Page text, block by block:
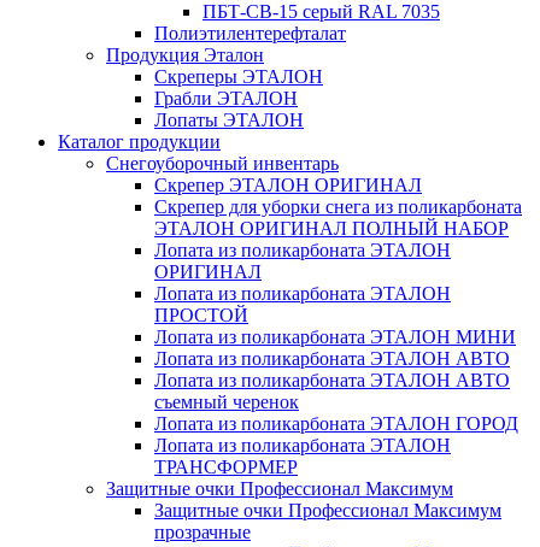
ПБТ-СВ-15 серый RAL 7035
Полиэтилентерефталат
Продукция Эталон
Скреперы ЭТАЛОН
Грабли ЭТАЛОН
Лопаты ЭТАЛОН
Каталог продукции
Снегоуборочный инвентарь
Скрепер ЭТАЛОН ОРИГИНАЛ
Скрепер для уборки снега из поликарбоната
ЭТАЛОН ОРИГИНАЛ ПОЛНЫЙ НАБОР
Лопата из поликарбоната ЭТАЛОН
ОРИГИНАЛ
Лопата из поликарбоната ЭТАЛОН
ПРОСТОЙ
Лопата из поликарбоната ЭТАЛОН МИНИ
Лопата из поликарбоната ЭТАЛОН АВТО
Лопата из поликарбоната ЭТАЛОН АВТО
съемный черенок
Лопата из поликарбоната ЭТАЛОН ГОРОД
Лопата из поликарбоната ЭТАЛОН
ТРАНСФОРМЕР
Защитные очки Профессионал Максимум
Защитные очки Профессионал Максимум
прозрачные